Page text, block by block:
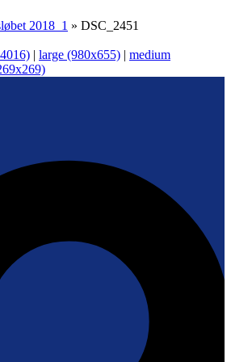
2018_1 » DSC_2451
| large (980x655) | medium